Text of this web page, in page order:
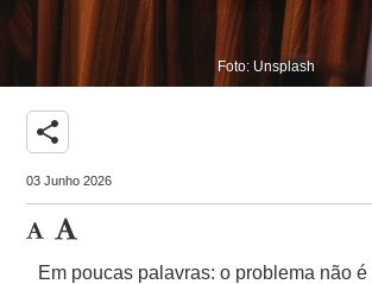
Foto: Unsplash
share
03 Junho 2026
Em poucas palavras: o problema não